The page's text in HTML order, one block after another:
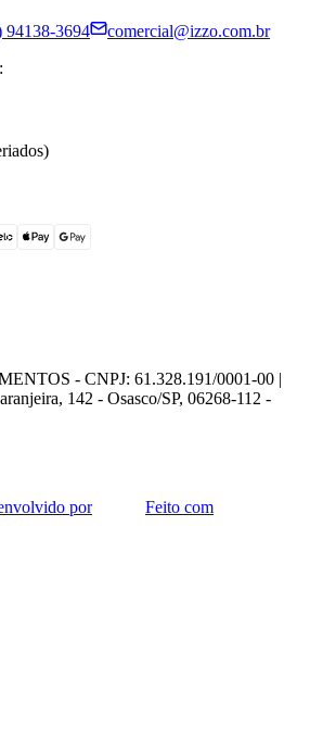
94138-3694
comercial@izzo.com.br
- CNPJ: 61.328.191/0001-00 |
142 - Osasco/SP, 06268-112 -
por Feito com